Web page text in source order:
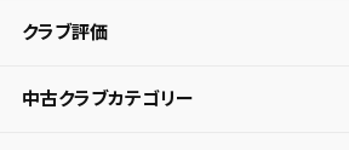
クラブ評価
中古クラブカテゴリー